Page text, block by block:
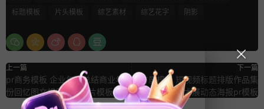
标题模板
片头模板 综艺素材 综艺花字 阴影
上一篇
pr商务模板 企业年会总结商业年
份回忆图文相册pr幻灯片模板
下一篇
pr方屏模板 短视频标题排版作品集
艺术展动态海报pr模板